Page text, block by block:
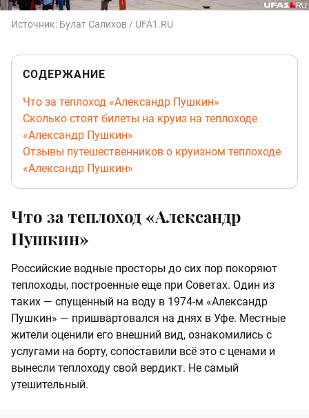
Источник: Булат Салихов / UFA1.RU
СОДЕРЖАНИЕ
Что за теплоход «Александр Пушкин»
Сколько стоят билеты на круиз на теплоходе
«Александр Пушкин»
Отзывы путешественников о круизном теплоходе
«Александр Пушкин»
Что за теплоход «Александр
Пушкин»
Российские водные просторы до сих пор покоряют
теплоходы, построенные еще при Советах. Один из
таких — спущенный на воду в 1974-м «Александр
Пушкин» — пришвартовался на днях в Уфе. Местные
жители оценили его внешний вид, ознакомились с
услугами на борту, сопоставили всё это с ценами и
вынесли теплоходу свой вердикт. Не самый
утешительный.